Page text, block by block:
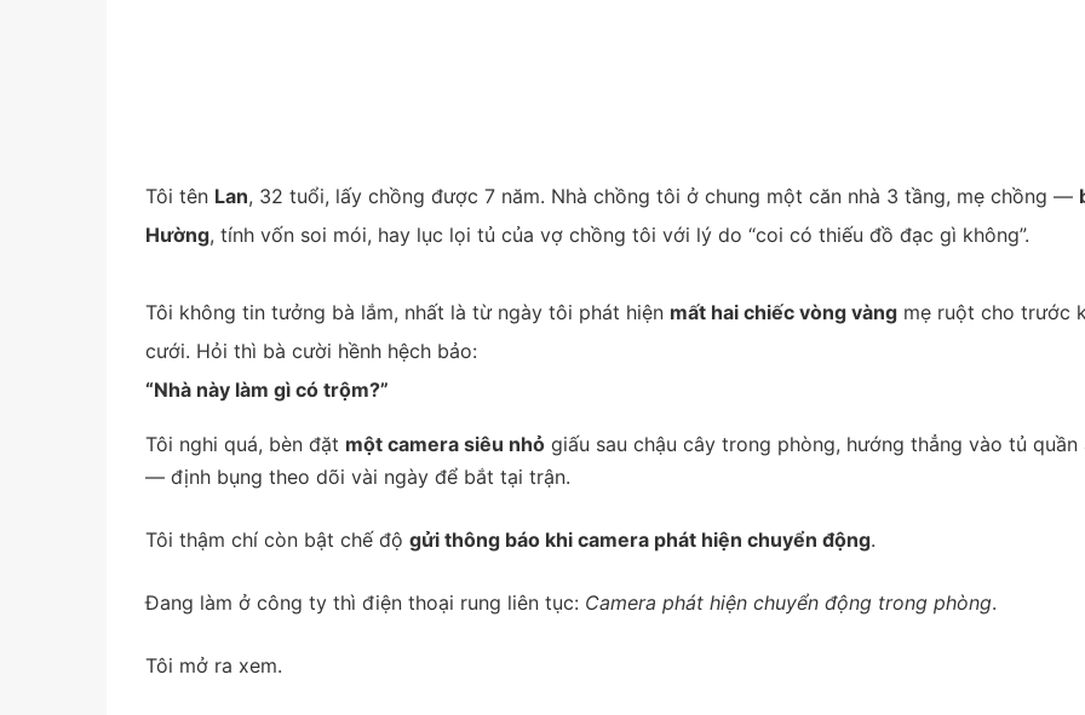
Tôi tên Lan, 32 tuổi, lấy chồng được 7 năm. Nhà chồng tôi ở chung một căn nhà 3 tầng, mẹ chồng —
Hường, tính vốn soi mói, hay lục lọi tủ của vợ chồng tôi với lý do “coi có thiếu đồ đạc gì không”.
Tôi không tin tưởng bà lắm, nhất là từ ngày tôi phát hiện mất hai chiếc vòng vàngmẹ ruột cho trước
cưới. Hỏi thì bà cười hềnh hệch bảo:
“Nhà này làm gì có trộm?”
Tôi nghi quá, bèn đặt một camera siêu nhỏgiấu sau chậu cây trong phòng, hướng thẳng vào tủ quần
— định bụng theo dõi vài ngày để bắt tại trận.
Tôi thậm chí còn bật chế độ gửi thông báo khi camera phát hiện chuyển động.
Đang làm ở công ty thì điện thoại rung liên tục: Camera phát hiện chuyển động trong phòng.
Tôi mở ra xem.